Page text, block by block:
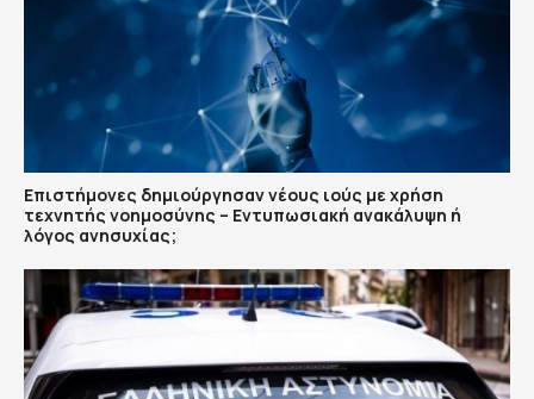
Επιστήμονες δημιούργησαν νέους ιούς με χρήση
τεχνητής νοημοσύνης – Εντυπωσιακή ανακάλυψη ή
λόγος ανησυχίας;